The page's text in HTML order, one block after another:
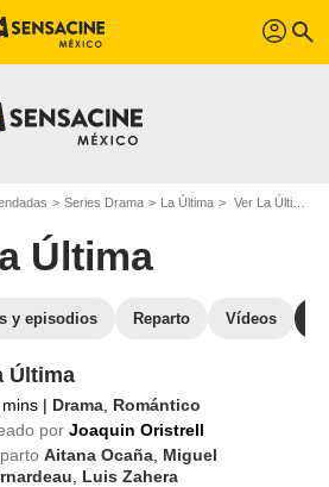
profil search
Series Drama La Última Ver La Última en streaming
Última
y episodios Reparto Vídeos
Última
| Drama Romántico
por Joaquin Oristrell
Aitana Ocaña Miguel
Luis Zahera